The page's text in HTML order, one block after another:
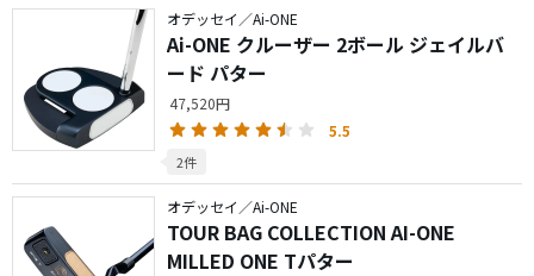
オデッセイ／Ai-ONE
Ai-ONE クルーザー 2ボール ジェイルバ
ード パター
47,520円
5.5
2件
オデッセイ／Ai-ONE
TOUR BAG COLLECTION AI-ONE
MILLED ONE Tパター